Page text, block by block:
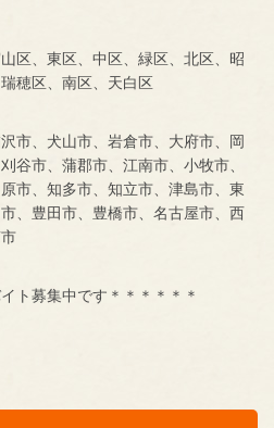
区、東区、中区、緑区、北区、昭
穂区、南区、天白区
市、犬山市、岩倉市、大府市、岡
谷市、蒲郡市、江南市、小牧市、
市、知多市、知立市、津島市、東
、豊田市、豊橋市、名古屋市、西
ト募集中です＊＊＊＊＊＊